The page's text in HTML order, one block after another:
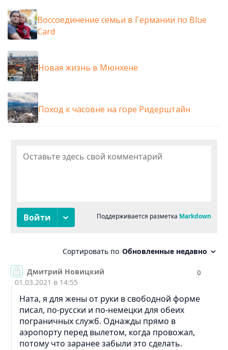
Воссоединение семьи в Германии по Blue
Card
Новая жизнь в Мюнхене
Поход к часовне на горе Ридерштайн